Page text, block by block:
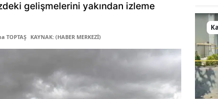
gelişmelerini yakından izleme
TOPTAŞ KAYNAK: (HABER MERKEZİ)